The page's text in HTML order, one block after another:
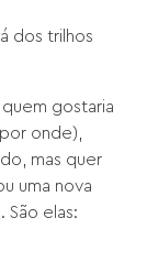
dos trilhos
gostaria
onde),
mas quer
uma nova
São elas: